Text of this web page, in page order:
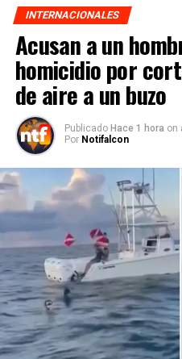
INTERNACIONALES
Acusan a un
homicidio por
de aire a un buzo
Publicado Hace 1 hora on
Por Notifalcon